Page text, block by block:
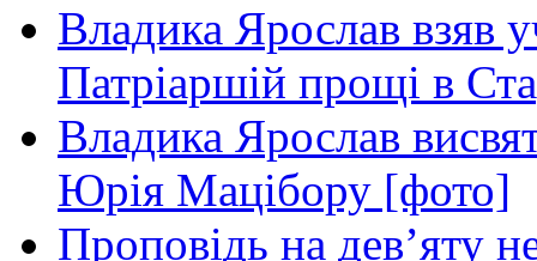
Владика Ярослав взяв
Патріаршій прощі в
Владика Ярослав
Юрія Мацібору [фото]
Проповідь на дев’яту